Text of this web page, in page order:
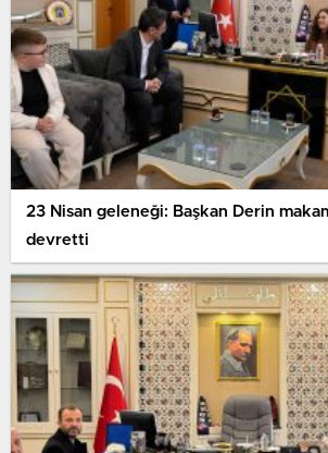
23 Nisan geleneği: Başkan Derin
devretti